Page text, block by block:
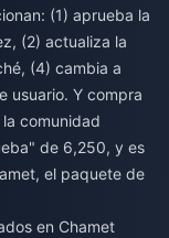
(1) aprueba la
(2) actualiza la
(4) cambia a
usuario. Y compra
comunidad
de 6,250, y es
el paquete de
en Chamet